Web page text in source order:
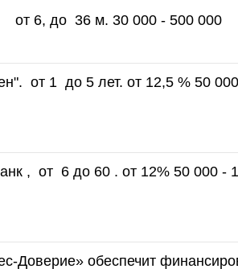
от 6, до 36 м. 30 000 - 500 000
от 1 до 5 лет. от 12,5 % 50
, от 6 до 60 . от 12% 50 000 -
Доверие» обеспечит